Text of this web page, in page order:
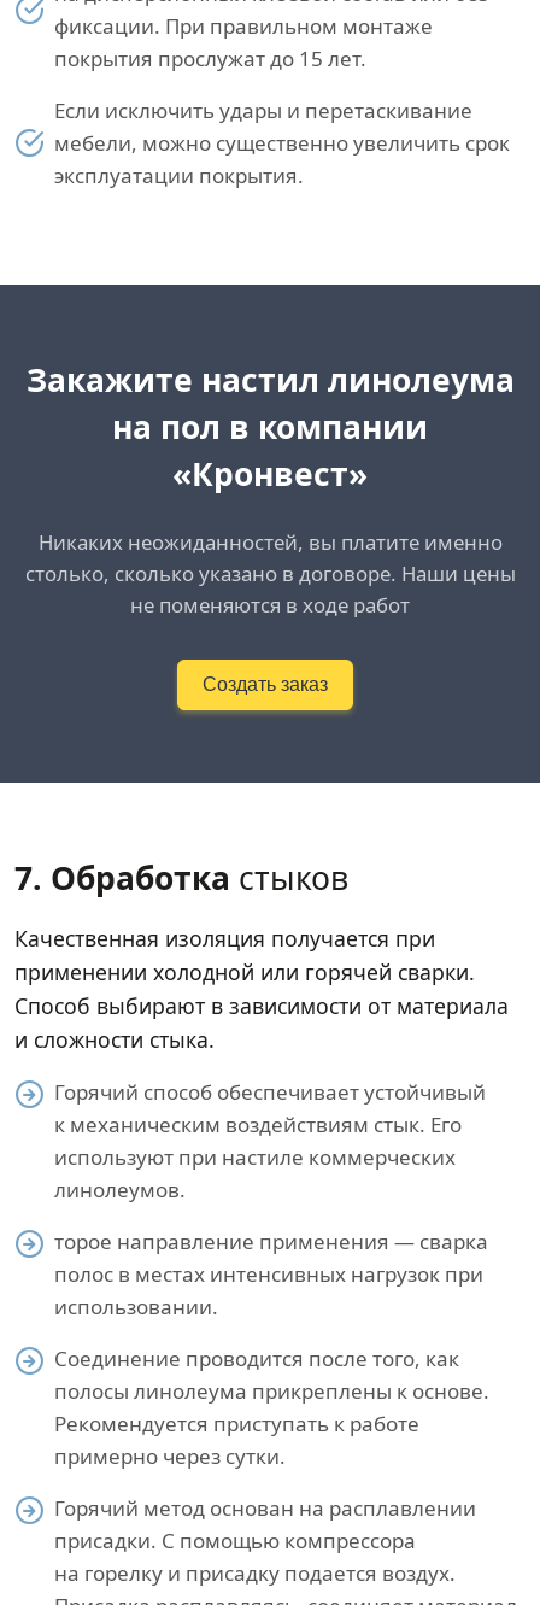
фиксации. При правильном монтаже
покрытия прослужат до 15 лет.
Если исключить удары и перетаскивание
мебели, можно существенно увеличить срок
эксплуатации покрытия.
Закажите настил линолеума
на пол в компании
«Кронвест»
Никаких неожиданностей, вы платите именно
столько, сколько указано в договоре. Наши цены
не поменяются в ходе работ
Создать заказ
7. Обработка стыков
Качественная изоляция получается при
применении холодной или горячей сварки.
Способ выбирают в зависимости от материала
и сложности стыка.
Горячий способ обеспечивает устойчивый
к механическим воздействиям стык. Его
используют при настиле коммерческих
линолеумов.
торое направление применения — сварка
полос в местах интенсивных нагрузок при
использовании.
Соединение проводится после того, как
полосы линолеума прикреплены к основе.
Рекомендуется приступать к работе
примерно через сутки.
Горячий метод основан на расплавлении
присадки. С помощью компрессора
на горелку и присадку подается воздух.